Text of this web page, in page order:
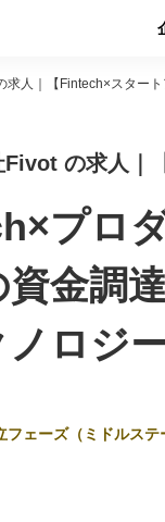
求人｜【Fintech×スター
Fivot の求人｜
プロ
資金調
ロジ
ェーズ（ミドルステ